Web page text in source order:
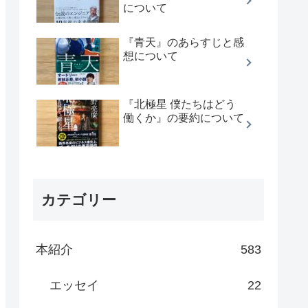
について
『青天』のあらすじと感
想について
『北極星 僕たちはどう
働くか』の要約について
カテゴリー
本紹介 583
エッセイ 22